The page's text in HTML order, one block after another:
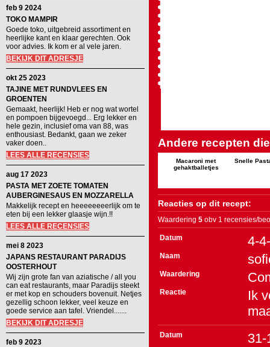
feb 9 2024
TOKO MAMPIR
Goede toko, uitgebreid assortiment en
heerlijke kant en klaar gerechten. Ook
voor advies. Ik kom er al vele jaren.
BEKIJK DIT ADRESJE
okt 25 2023
TAJINE MET RUNDVLEES EN
GROENTEN
Gemaakt, heerlijk! Heb er nog wat wortel
en pompoen bijgevoegd... Erg lekker en
hele gezin, inclusief oma van 88, was
enthousiast. Bedankt, gaan we zeker
vaker doen..
LEES ALLE RECENSIES
aug 17 2023
PASTA MET ZOETE TOMATEN
AUBERGINESAUS EN MOZZARELLA
Makkelijk recept en heeeeeeeerlijk om te
eten bij een lekker glaasje wijn.!!
LEES ALLE RECENSIES
mei 8 2023
JAPANS RESTAURANT PARADIJS
OOSTERHOUT
Wij zijn grote fan van aziatische / all you
can eat restaurants, maar Paradijs steekt
er met kop en schouders bovenuit. Netjes
gezellig schoon lekker, veel keuze en
goede service aan tafel. Vriendel.......
BEKIJK DIT ADRESJE
feb 9 2023
Andere recepten
Macaroni met
gehaktballetjes
Snelle
Reacties op dit recept:
Waardering 5 obv 1 recensies/
Datum 4-
Naam
Waardering
Reactie
Ik
Datum 31-